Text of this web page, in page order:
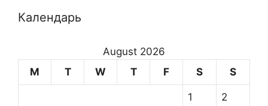
Календарь
August 2026
M
T W T F S S
1 2